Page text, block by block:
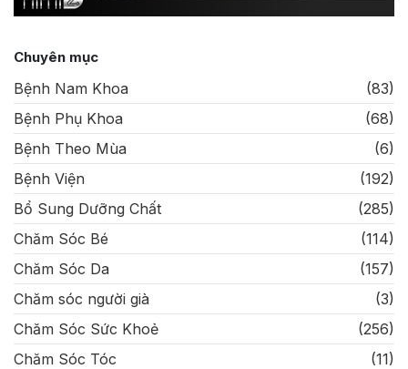
Chuyên mục
Bệnh Nam Khoa
(83)
Bệnh Phụ Khoa
(68)
Bệnh Theo Mùa
(6)
Bệnh Viện
(192)
Bổ Sung Dưỡng Chất
(285)
Chăm Sóc Bé
(114)
Chăm Sóc Da
(157)
Chăm sóc người già
(3)
Chăm Sóc Sức Khoẻ
(256)
Chăm Sóc Tóc
(11)